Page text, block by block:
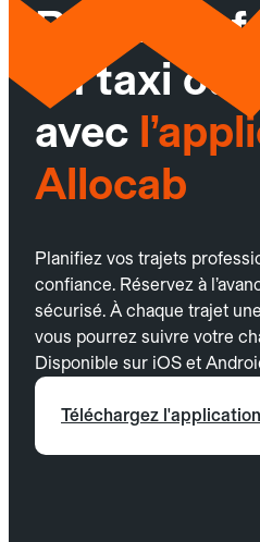
Réservez
un taxi ou
avec
Allocab
Planifiez vos trajets
confiance. Réservez à
sécurisé. À chaque trajet
vous pourrez suivre votre
Disponible sur iOS et
Téléchargez l'application